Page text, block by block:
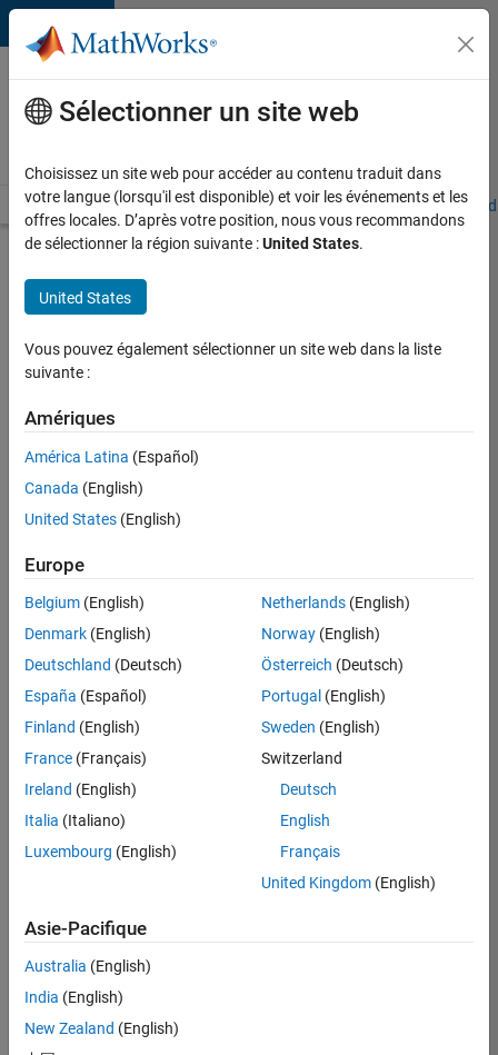
Passer au contenu
Votre
carrière
chez
Accueil Explorer nos opportunités Adresses de nos bureaux
d’autres
offres
Senior
Software
Quality
Engineer
maintenant
Poste:
36935-
Ingénierie
de
la
FR-
Résumé
du
poste
Sélectionner un site web
Choisissez un site web pour accéder au contenu traduit dans
votre langue (lorsqu'il est disponible) et voir les événements et les
offres locales. D’après votre position, nous vous recommandons
de sélectionner la région suivante :United States.
United States
Vous pouvez également sélectionner un site web dans la liste
suivante :
Amériques
América Latina (Español)
Canada (English)
United States (English)
Europe
Belgium (English)
Denmark (English)
Deutschland (Deutsch)
España (Español)
Finland (English)
France (Français)
Ireland (English)
Italia (Italiano)
Luxembourg (English)
Netherlands(English)
Norway(English)
Österreich (Deutsch)
Portugal (English)
Sweden (English)
Switzerland
Deutsch
English
Français
United Kingdom(English)
Asie-Pacifique
Australia (English)
India (English)
New Zealand (English)